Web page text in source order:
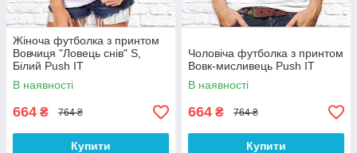
Жіноча футболка з принтом
Вовчиця "Ловець снів" S,
Білий Push IT
В наявності
664 ₴ 764 ₴
Купити
Чоловіча футболка з принтом
Вовк-мисливець Push IT
В наявності
664 ₴ 764 ₴
Купити